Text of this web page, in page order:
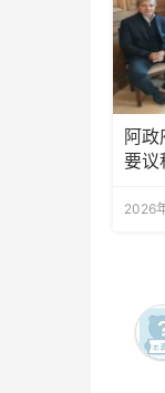
阿
要议
2026